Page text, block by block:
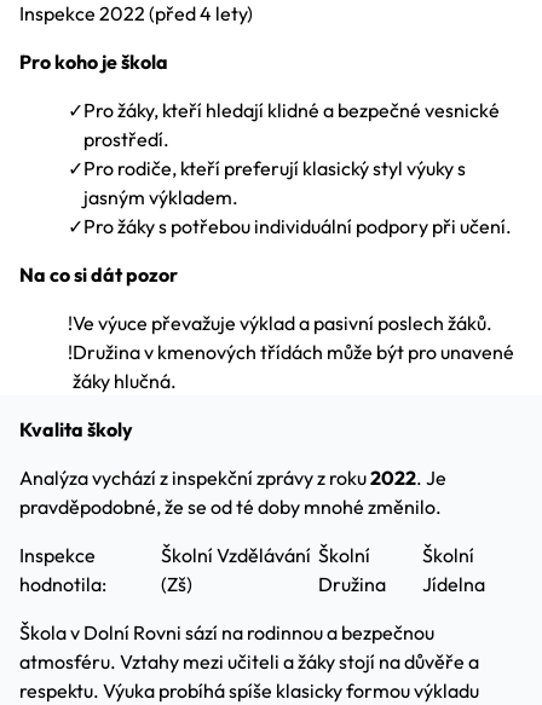
Inspekce 2022 (před 4 lety)
Pro koho je škola
✓Pro žáky, kteří hledají klidné a bezpečné vesnické
prostředí.
✓Pro rodiče, kteří preferují klasický styl výuky s
jasným výkladem.
✓Pro žáky s potřebou individuální podpory při učení.
Na co si dát pozor
!Ve výuce převažuje výklad a pasivní poslech žáků.
!Družina v kmenových třídách může být pro unavené
žáky hlučná.
Kvalita školy
Analýza vychází z inspekční zprávy z roku2022. Je
pravděpodobné, že se od té doby mnohé změnilo.
Inspekce
hodnotila:
Školní Vzdělávání
(Zš)
Školní
Družina
Školní
Jídelna
Škola v Dolní Rovni sází na rodinnou a bezpečnou
atmosféru. Vztahy mezi učiteli a žáky stojí na důvěře a
respektu. Výuka probíhá spíše klasicky formou výkladu